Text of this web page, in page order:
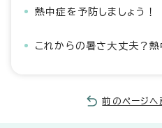
熱中症を予防しましょう！
これからの暑さ大丈夫？熱
前のページへ